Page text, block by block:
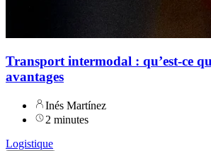
Transport intermodal : qu’est-ce
avantages
Inés Martínez
2 minutes
Logistique